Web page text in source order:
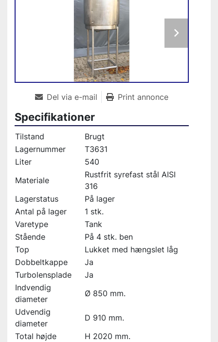
Del via e-mail Print annonce
Specifikationer
Tilstand
Brugt
Lagernummer
T3631
Liter
540
Materiale
Rustfrit syrefast stål AISI
316
Lagerstatus
På lager
Antal på lager
1 stk.
Varetype
Tank
Stående
På 4 stk. ben
Top
Lukket med hængslet låg
Dobbeltkappe
Ja
Turbolensplade
Ja
Indvendig
diameter
Ø 850 mm.
Udvendig
diameter
D 910 mm.
Total højde
H 2020 mm.